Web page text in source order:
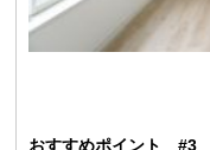
おすすめポイント #3